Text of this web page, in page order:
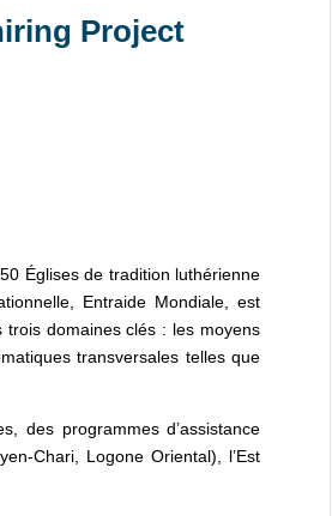
Project
Églises de tradition luthérienne
Entraide Mondiale, est
domaines clés : les moyens
transversales telles que
des programmes d’assistance
Chari, Logone Oriental), l’Est